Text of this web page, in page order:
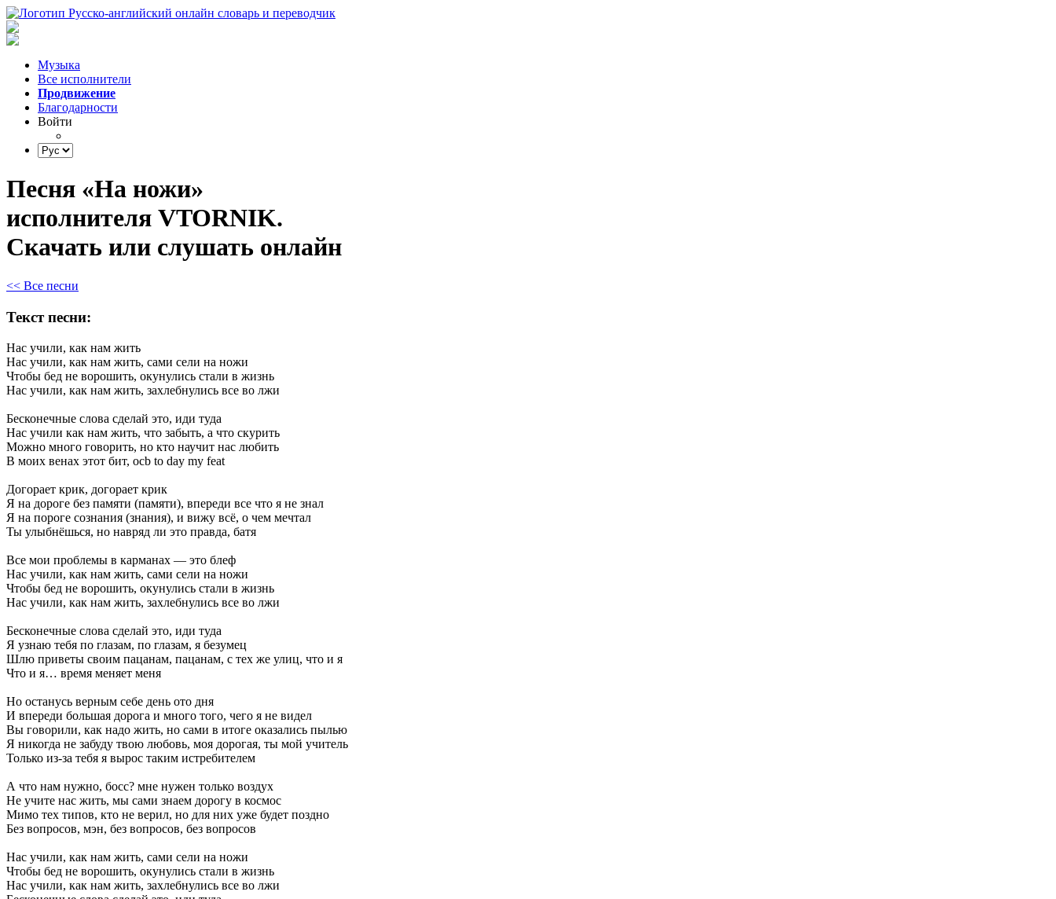
Музыка
Все исполнители
Продвижение
Благодарности
Войти
Песня «На ножи»
исполнителя VTORNIK.
Скачать или слушать онлайн
<< Все песни
Текст песни:
Нас учили, как нам жить
Нас учили, как нам жить, сами сели на ножи
Чтобы бед не ворошить, окунулись стали в жизнь
Нас учили, как нам жить, захлебнулись все во лжи
Бесконечные слова сделай это, иди туда
Нас учили как нам жить, что забыть, а что скурить
Можно много говорить, но кто научит нас любить
В моих венах этот бит, ocb to day my feat
Догорает крик, догорает крик
Я на дороге без памяти (памяти), впереди все что я не знал
Я на пороге сознания (знания), и вижу всё, о чем мечтал
Ты улыбнёшься, но навряд ли это правда, батя
Все мои проблемы в карманах — это блеф
Нас учили, как нам жить, сами сели на ножи
Чтобы бед не ворошить, окунулись стали в жизнь
Нас учили, как нам жить, захлебнулись все во лжи
Бесконечные слова сделай это, иди туда
Я узнаю тебя по глазам, по глазам, я безумец
Шлю приветы своим пацанам, пацанам, с тех же улиц, что и я
Что и я… время меняет меня
Но останусь верным себе день ото дня
И впереди большая дорога и много того, чего я не видел
Вы говорили, как надо жить, но сами в итоге оказались пылью
Я никогда не забуду твою любовь, моя дорогая, ты мой учитель
Только из-за тебя я вырос таким истребителем
А что нам нужно, босс? мне нужен только воздух
Не учите нас жить, мы сами знаем дорогу в космос
Мимо тех типов, кто не верил, но для них уже будет поздно
Без вопросов, мэн, без вопросов, без вопросов
Нас учили, как нам жить, сами сели на ножи
Чтобы бед не ворошить, окунулись стали в жизнь
Нас учили, как нам жить, захлебнулись все во лжи